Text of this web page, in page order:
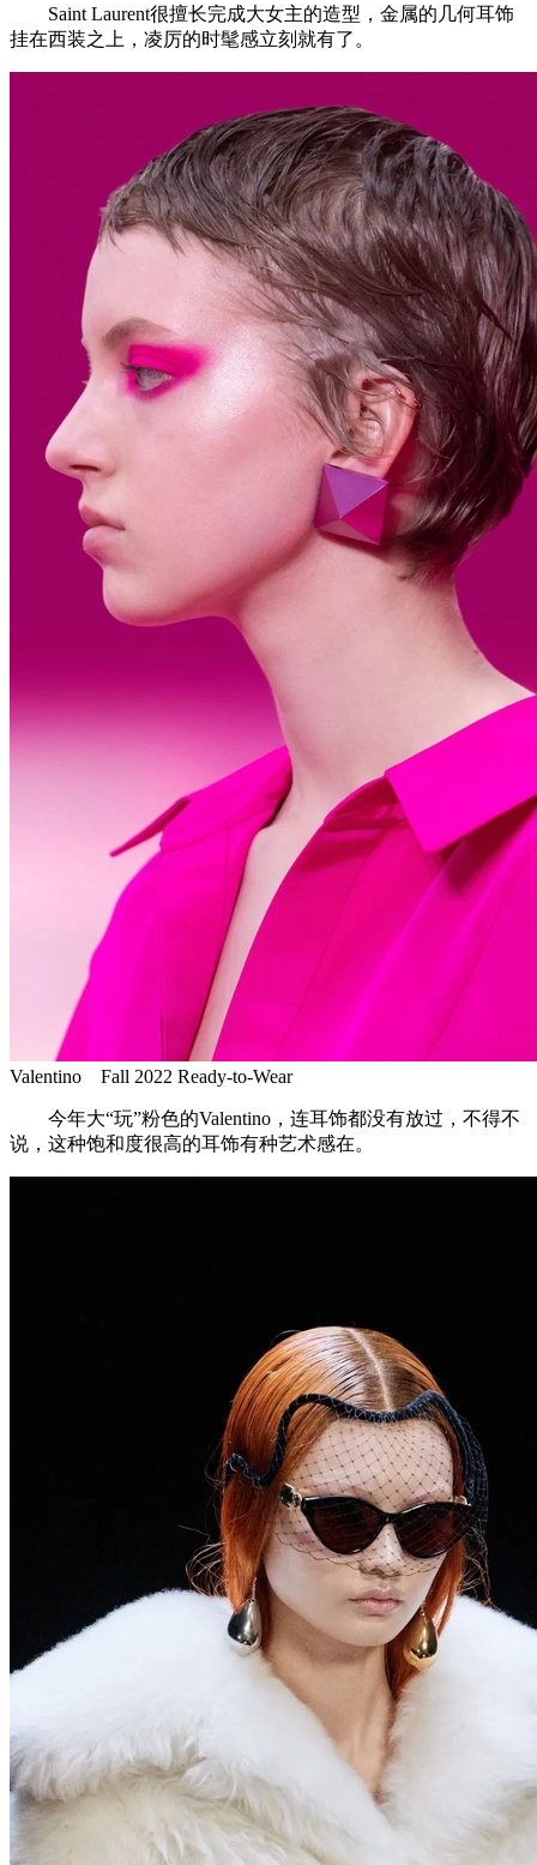
Saint Laurent很擅长完成大女主的造型，金属的几何耳饰
挂在西装之上，凌厉的时髦感立刻就有了。
Valentino Fall 2022 Ready-to-Wear
今年大“玩”粉色的Valentino，连耳饰都没有放过，不得不
说，这种饱和度很高的耳饰有种艺术感在。